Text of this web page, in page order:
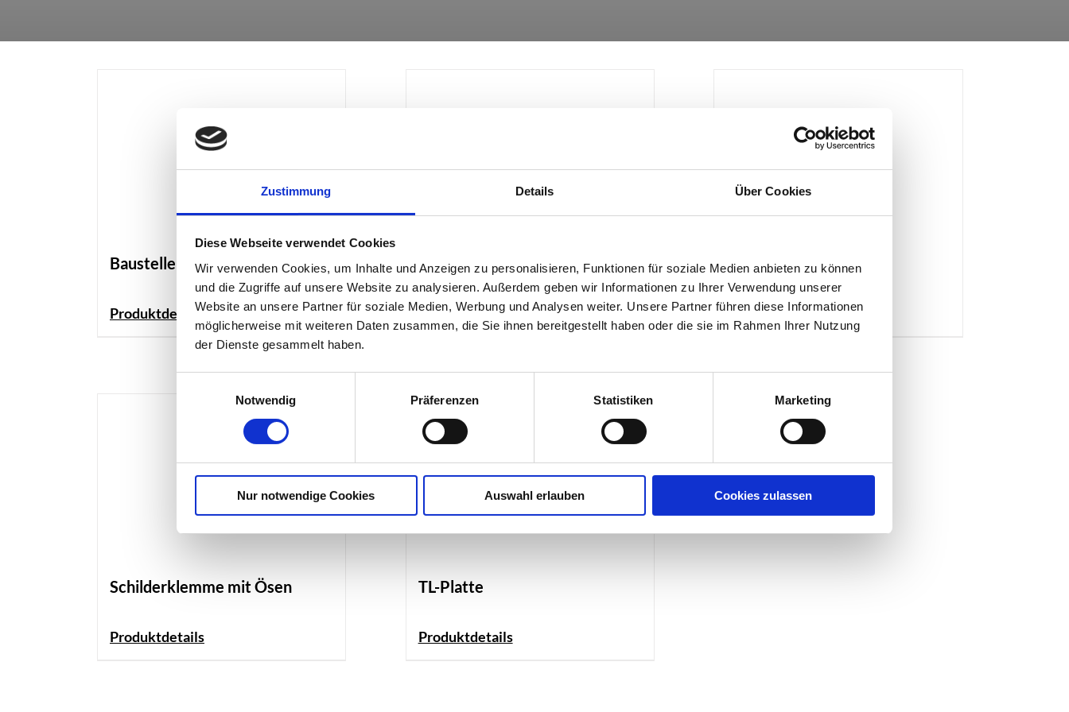
Zustimmung Details Über Cookies
Diese Webseite verwendet Cookies
Wir verwenden Cookies, um Inhalte und Anzeigen zu personalisieren, Funktionen für soziale Medien anbieten zu können
und die Zugriffe auf unsere Website zu analysieren. Außerdem geben wir Informationen zu Ihrer Verwendung unserer
Website an unsere Partner für soziale Medien, Werbung und Analysen weiter. Unsere Partner führen diese Informationen
möglicherweise mit weiteren Daten zusammen, die Sie ihnen bereitgestellt haben oder die sie im Rahmen Ihrer Nutzung
der Dienste gesammelt haben.
Notwendig
Präferenzen Statistiken Marketing
Nur notwendige Cookies Auswahl erlauben Cookies zulassen
Baustellenbeleuchtung
Produktdetails
Schaftrohr
Produktdetails
Schilderklemme
Produktdetails
Schilderklemme mit Ösen
Produktdetails
TL-Platte
Produktdetails